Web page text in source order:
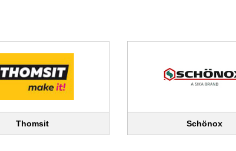
Thomsit Schönox